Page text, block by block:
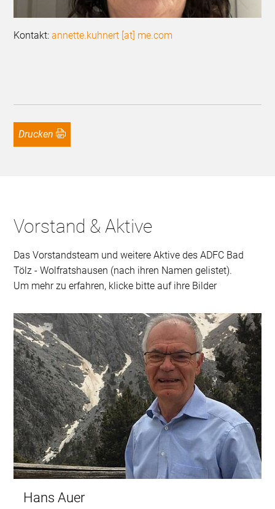
Kontakt:annette.kuhnert [at] me.com
Drucken
Vorstand & Aktive
Das Vorstandsteam und weitere Aktive des ADFC Bad
Tölz - Wolfratshausen (nach ihren Namen gelistet).
Um mehr zu erfahren, klicke bitte auf ihre Bilder
Hans Auer